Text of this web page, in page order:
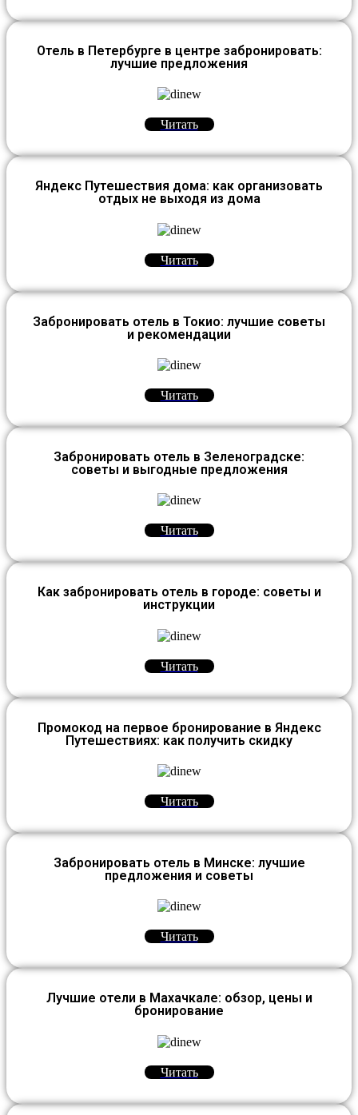
Отель в Петербурге в центре забронировать:
лучшие предложения
Читать
Яндекс Путешествия дома: как организовать
отдых не выходя из дома
Читать
Забронировать отель в Токио: лучшие советы
и рекомендации
Читать
Забронировать отель в Зеленоградске:
советы и выгодные предложения
Читать
Как забронировать отель в городе: советы и
инструкции
Читать
Промокод на первое бронирование в Яндекс
Путешествиях: как получить скидку
Читать
Забронировать отель в Минске: лучшие
предложения и советы
Читать
Лучшие отели в Махачкале: обзор, цены и
бронирование
Читать